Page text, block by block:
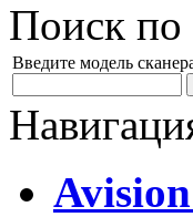
Поиск по
Введите модель